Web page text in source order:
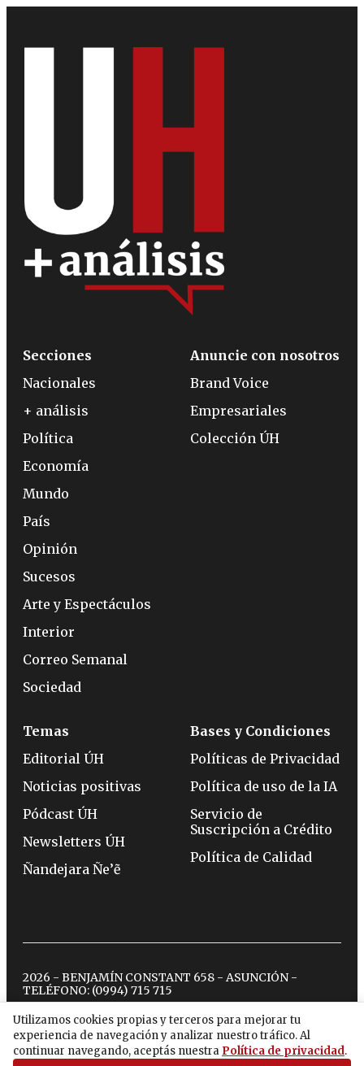
Utilizamos cookies propias y terceros para mejorar tu
experiencia de navegación y analizar nuestro tráfico. Al
continuar navegando, aceptás nuestra Política de privacidad.
Secciones
Nacionales
+ análisis
Política
Economía
Mundo
País
Opinión
Sucesos
Arte y Espectáculos
Interior
Correo Semanal
Sociedad
Anuncie con nosotros
Brand Voice
Empresariales
Colección ÚH
Temas
Editorial ÚH
Noticias positivas
Pódcast ÚH
Newsletters ÚH
Ñandejara Ñe’ẽ
Bases y Condiciones
Políticas de Privacidad
Política de uso de la IA
Servicio de
Suscripción a Crédito
Política de Calidad
2026 - BENJAMÍN CONSTANT 658 - ASUNCIÓN -
TELÉFONO: (0994) 715 715
twitterinstagram
facebook
tiktokyoutubespotify